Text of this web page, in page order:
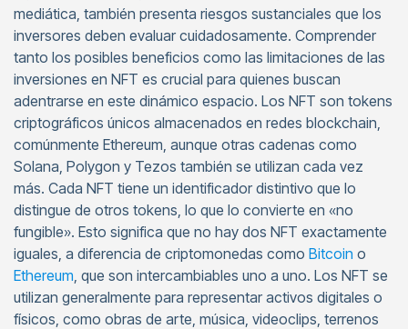
mediática, también presenta riesgos sustanciales que los
inversores deben evaluar cuidadosamente. Comprender
tanto los posibles beneficios como las limitaciones de las
inversiones en NFT es crucial para quienes buscan
adentrarse en este dinámico espacio. Los NFT son tokens
criptográficos únicos almacenados en redes blockchain,
comúnmente Ethereum, aunque otras cadenas como
Solana, Polygon y Tezos también se utilizan cada vez
más. Cada NFT tiene un identificador distintivo que lo
distingue de otros tokens, lo que lo convierte en «no
fungible». Esto significa que no hay dos NFT exactamente
iguales, a diferencia de criptomonedas como Bitcoin o
Ethereum , que son intercambiables uno a uno. Los NFT se
utilizan generalmente para representar activos digitales o
físicos, como obras de arte, música, videoclips, terrenos